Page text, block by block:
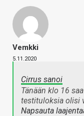
Vemkki
5.11.2020
Cirrus sanoi
Tänään klo 16
testituloksia olisi
Napsauta